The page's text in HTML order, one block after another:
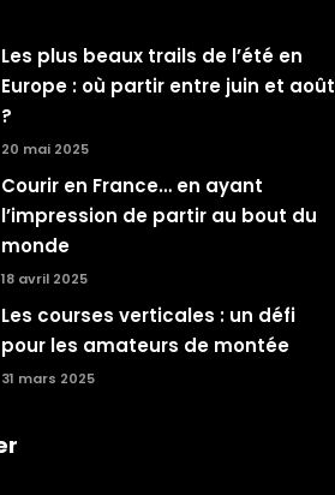
Les plus beaux trails de l’été en
Europe : où partir entre juin et août
?
20 mai 2025
Courir en France… en ayant
l’impression de partir au bout du
monde
18 avril 2025
Les courses verticales : un défi
pour les amateurs de montée
31 mars 2025